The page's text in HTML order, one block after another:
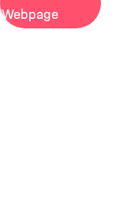
Webpage